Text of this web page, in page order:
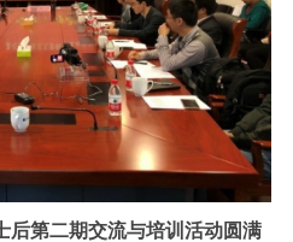
后第二期交流与培训活动圆满